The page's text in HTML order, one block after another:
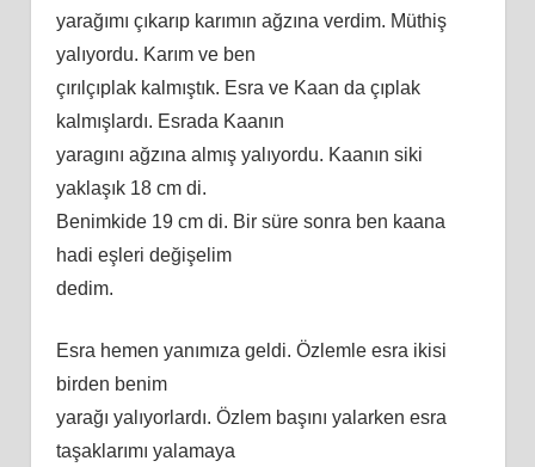
yarağımı çıkarıp karımın ağzına verdim. Müthiş
yalıyordu. Karım ve ben
çırılçıplak kalmıştık. Esra ve Kaan da çıplak
kalmışlardı. Esrada Kaanın
yaragını ağzına almış yalıyordu. Kaanın siki
yaklaşık 18 cm di.
Benimkide 19 cm di. Bir süre sonra ben kaana
hadi eşleri değişelim
dedim.
Esra hemen yanımıza geldi. Özlemle esra ikisi
birden benim
yarağı yalıyorlardı. Özlem başını yalarken esra
taşaklarımı yalamaya